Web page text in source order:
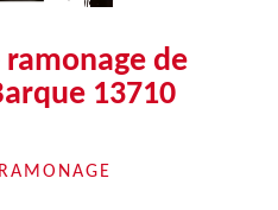
de
13710